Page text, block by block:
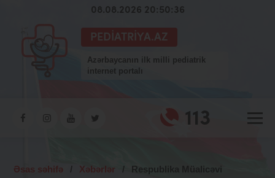
08.08.2026 20:50:36
PEDIATRIYA.AZ
Azərbaycanın ilk milli pediatrik
internet portalı
113
Əsas səhifə / Xəbərlər /
Respublika Müalicəvi